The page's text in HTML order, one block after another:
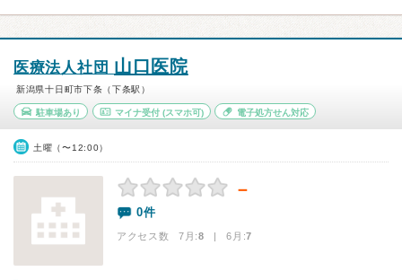
医療法人社団 山口医院
新潟県十日町市下条（下条駅）
駐車場あり マイナ受付(スマホ可) 電子処方せん対応
土曜（〜12:00）
－
0件
アクセス数 7月:8 | 6月:7